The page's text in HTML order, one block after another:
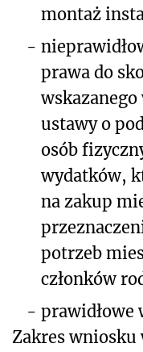
montaż
-
prawa do
wskazanego
ustawy o
osób
wydatków,
na zakup
potrzeb
członków
- prawidłowe
Zakres wniosku